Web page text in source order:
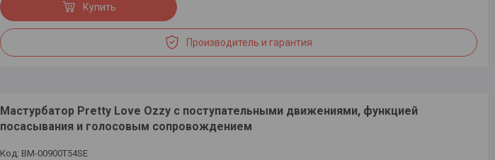
Купить
Производитель и гарантия
Мастурбатор Pretty Love Ozzy с поступательными движениями, функцией
посасывания и голосовым сопровождением
BM-00900T54SE